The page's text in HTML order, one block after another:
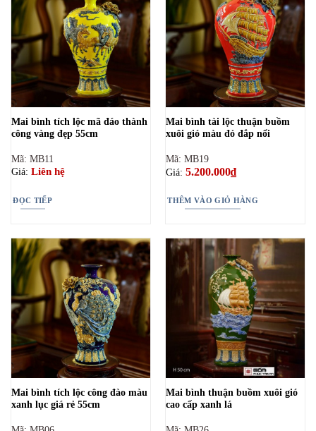
Mai bình tích lộc mã đáo thành
công vàng đẹp 55cm
Mã: MB11
Giá: Liên hệ
ĐỌC TIẾP
Mai bình tài lộc thuận buồm
xuôi gió màu đỏ đắp nổi
Mã: MB19
Giá: 5.200.000₫
THÊM VÀO GIỎ HÀNG
Mai bình tích lộc công đào màu
xanh lục giá rẻ 55cm
Mai bình thuận buồm xuôi gió
cao cấp xanh lá